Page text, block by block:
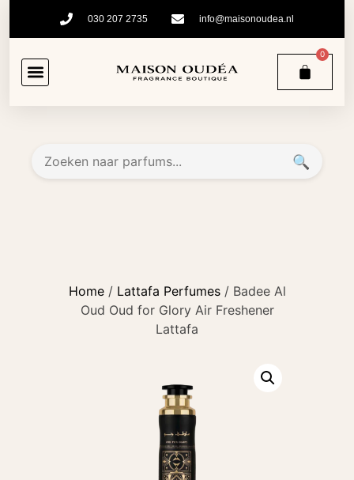
030 207 2735 info@maisonoudea.nl
0
🔍
Home/ Lattafa Perfumes/ Badee Al
Oud Oud for Glory Air Freshener
Lattafa